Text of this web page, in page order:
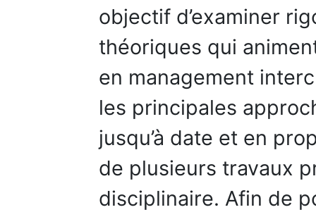
objectif d’examiner
théoriques qui
en management
les principales
jusqu’à date et en
de plusieurs travaux
disciplinaire. Afin de